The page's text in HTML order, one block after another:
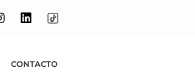
CONTACTO